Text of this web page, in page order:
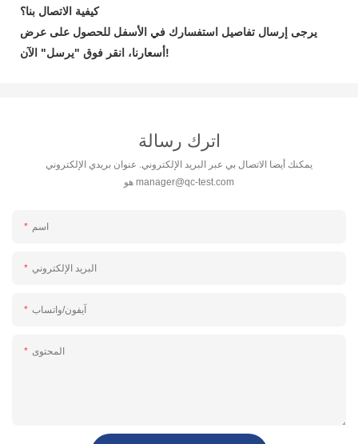
كيفية الاتصال بنا؟
يرجى إرسال تفاصيل استفسارك في الأسفل للحصول على عرض
أسعارنا، انقر فوق "يرسل" الآن!
اترك رسالة
يمكنك أيضا الاتصال بي عبر البريد الإلكتروني. عنوان بريدي الإلكتروني
manager@qc-test.com
اسم
البريد الإلكتروني
آيفون/واتساب
المحتوى